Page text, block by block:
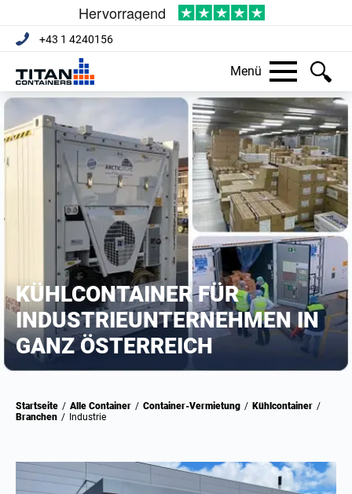
+43 1 4240156
Menü
KÜHLCONTAINER FÜR
INDUSTRIEUNTERNEHMEN IN
GANZ ÖSTERREICH
Startseite / Alle Container / Container-Vermietung / Kühlcontainer /
Branchen / Industrie